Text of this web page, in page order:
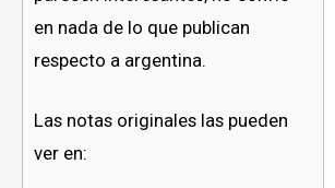
en nada de lo que publican
respecto a argentina.
Las notas originales las pueden
ver en: